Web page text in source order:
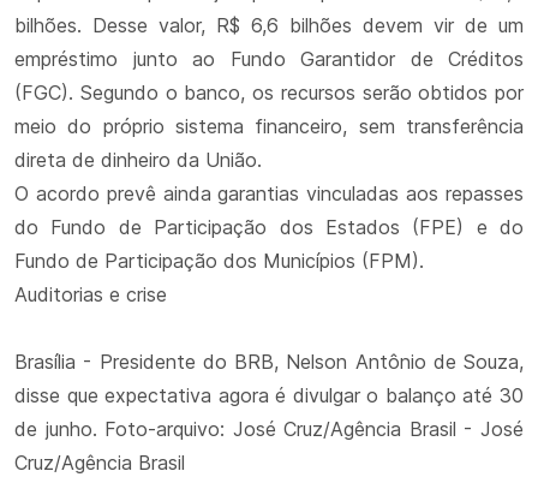
bilhões. Desse valor, R$ 6,6 bilhões devem vir de um
empréstimo junto ao Fundo Garantidor de Créditos
(FGC). Segundo o banco, os recursos serão obtidos por
meio do próprio sistema financeiro, sem transferência
direta de dinheiro da União.
O acordo prevê ainda garantias vinculadas aos repasses
do Fundo de Participação dos Estados (FPE) e do
Fundo de Participação dos Municípios (FPM).
Auditorias e crise
Brasília - Presidente do BRB, Nelson Antônio de Souza,
disse que expectativa agora é divulgar o balanço até 30
de junho. Foto-arquivo: José Cruz/Agência Brasil - José
Cruz/Agência Brasil